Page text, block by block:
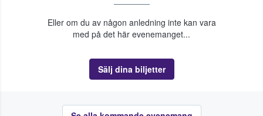
Eller om du av någon anledning inte kan vara
med på det här evenemanget...
Sälj dina biljetter